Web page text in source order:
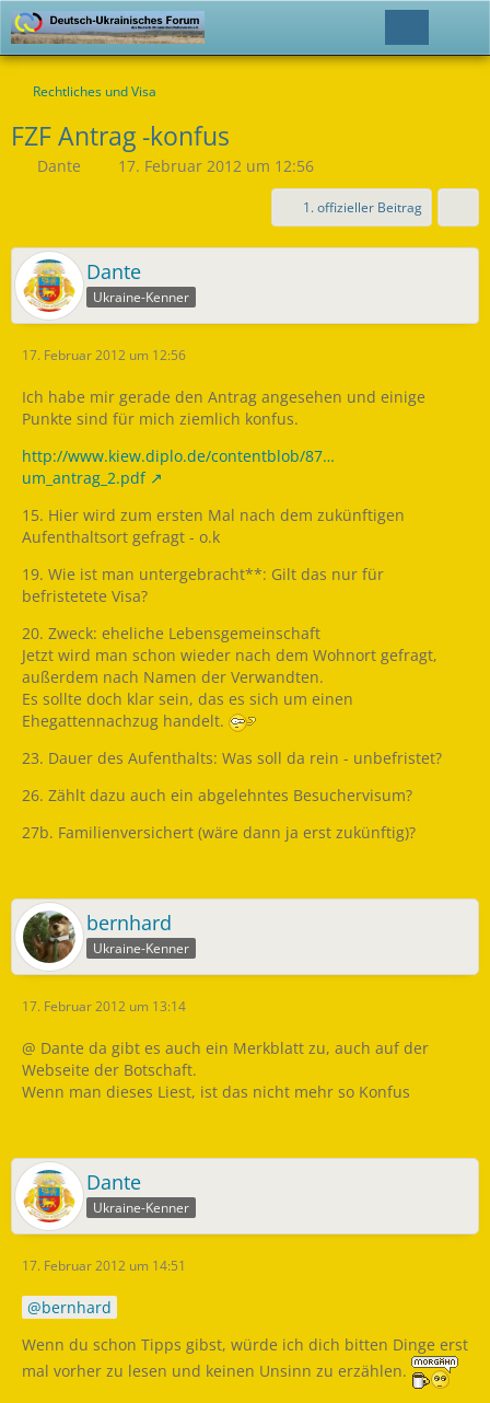
Rechtliches und Visa
FZF Antrag -konfus
Dante 17. Februar 2012 um 12:56
1. offizieller Beitrag
Dante
Ukraine-Kenner
17. Februar 2012 um 12:56
Ich habe mir gerade den Antrag angesehen und einige
Punkte sind für mich ziemlich konfus.
http://www.kiew.diplo.de/contentblob/87…
um_antrag_2.pdf
15. Hier wird zum ersten Mal nach dem zukünftigen
Aufenthaltsort gefragt - o.k
19. Wie ist man untergebracht**: Gilt das nur für
befristetete Visa?
20. Zweck: eheliche Lebensgemeinschaft
Jetzt wird man schon wieder nach dem Wohnort gefragt,
außerdem nach Namen der Verwandten.
Es sollte doch klar sein, das es sich um einen
Ehegattennachzug handelt.
23. Dauer des Aufenthalts: Was soll da rein - unbefristet?
26. Zählt dazu auch ein abgelehntes Besuchervisum?
27b. Familienversichert (wäre dann ja erst zukünftig)?
bernhard
Ukraine-Kenner
17. Februar 2012 um 13:14
@ Dante da gibt es auch ein Merkblatt zu, auch auf der
Webseite der Botschaft.
Wenn man dieses Liest, ist das nicht mehr so Konfus
Dante
Ukraine-Kenner
17. Februar 2012 um 14:51
bernhard
Wenn du schon Tipps gibst, würde ich dich bitten Dinge erst
mal vorher zu lesen und keinen Unsinn zu erzählen.